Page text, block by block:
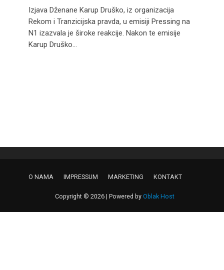
Izjava Dženane Karup Druško, iz organizacija
Rekom i Tranzicijska pravda, u emisiji Pressing na
N1 izazvala je široke reakcije. Nakon te emisije
Karup Druško...
O NAMA IMPRESSUM MARKETING KONTAKT
Copyright © 2026 | Powered by Oblak Host